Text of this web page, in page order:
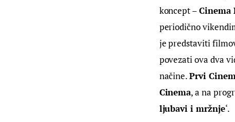
koncept – Cinema
periodično
je predstaviti
povezati ova dva
načine. Prvi
Cinema, a na
ljubavi i mržnje‘.